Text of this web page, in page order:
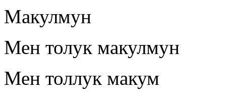
Макулмун
Мен толук макулмун
Мен толлук макум